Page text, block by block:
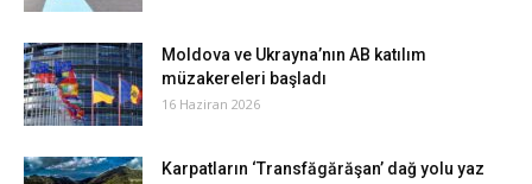
Moldova ve Ukrayna’nın AB katılım
müzakereleri başladı
16 Haziran 2026
Karpatların ‘Transfăgărăşan’ dağ yolu yaz